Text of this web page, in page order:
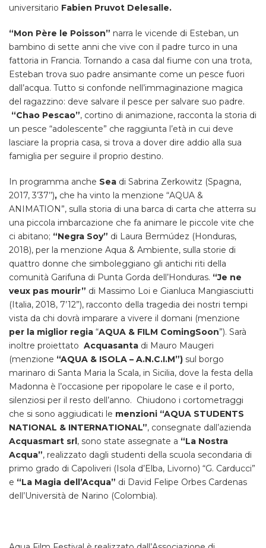
universitario Fabien Pruvot Delesalle.
“Mon Père le Poisson” narra le vicende di Esteban, un
bambino di sette anni che vive con il padre turco in una
fattoria in Francia. Tornando a casa dal fiume con una trota,
Esteban trova suo padre ansimante come un pesce fuori
dall’acqua. Tutto si confonde nell’immaginazione magica
del ragazzino: deve salvare il pesce per salvare suo padre.
“Chao Pescao”, cortino di animazione, racconta la storia di
un pesce “adolescente” che raggiunta l’età in cui deve
lasciare la propria casa, si trova a dover dire addio alla sua
famiglia per seguire il proprio destino.
In programma anche Sea di Sabrina Zerkowitz (Spagna,
2017, 3’37’’), che ha vinto la menzione “AQUA &
ANIMATION”, sulla storia di una barca di carta che atterra su
una piccola imbarcazione che fa animare le piccole vite che
ci abitano; “Negra Soy” di Laura Bermúdez (Honduras,
2018), per la menzione Aqua & Ambiente, sulla storie di
quattro donne che simboleggiano gli antichi riti della
comunità Garifuna di Punta Gorda dell’Honduras. “Je ne
veux pas mourir” di Massimo Loi e Gianluca Mangiasciutti
(Italia, 2018, 7’12”), racconto della tragedia dei nostri tempi
vista da chi dovrà imparare a vivere il domani (menzione
per la miglior regia “AQUA & FILM ComingSoon”). Sarà
inoltre proiettato Acquasanta di Mauro Maugeri
(menzione “AQUA & ISOLA – A.N.C.I.M”) sul borgo
marinaro di Santa Maria la Scala, in Sicilia, dove la festa della
Madonna è l’occasione per ripopolare le case e il porto,
silenziosi per il resto dell’anno. Chiudono i cortometraggi
che si sono aggiudicati le menzioni “AQUA STUDENTS
NATIONAL & INTERNATIONAL”, consegnate dall’azienda
Acquasmart srl, sono state assegnate a “La Nostra
Acqua”, realizzato dagli studenti della scuola secondaria di
primo grado di Capoliveri (Isola d’Elba, Livorno) “G. Carducci”
e “La Magia dell’Acqua” di David Felipe Orbes Cardenas
dell’Università de Narino (Colombia).